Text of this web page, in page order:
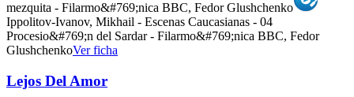
mezquita - Filarmo&#769;nica BBC, Fedor Glushchenko
Ippolitov-Ivanov, Mikhail - Escenas Caucasianas - 04
Procesio&#769;n del Sardar - Filarmo&#769;nica BBC, Fedor
GlushchenkoVer ficha
Lejos Del Amor